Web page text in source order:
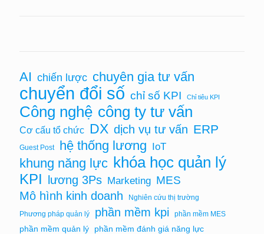
AI chiến lược chuyên gia tư vấn
chuyển đổi số chỉ số KPI Chỉ tiêu KPI
Công nghệ công ty tư vấn
Cơ cấu tổ chức DX dịch vụ tư vấn ERP
Guest Post hệ thống lương IoT
khung năng lực khóa học quản lý
KPI lương 3Ps Marketing MES
Mô hình kinh doanh
Nghiên cứu thị trường
Phương pháp quản lý
phần mềm kpi phần mềm MES
phần mềm quản lý phần mềm đánh giá năng lực